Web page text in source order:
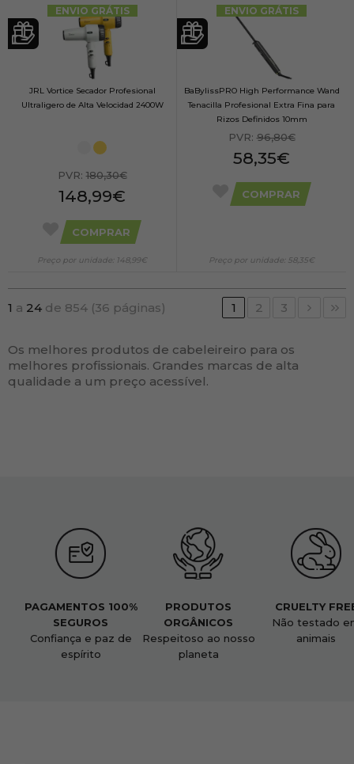
ENVIO GRÁTIS
JRL Vortice Secador Profesional
Ultraligero de Alta Velocidad 2400W
PVR:180,30€
148,99€
COMPRAR
Preço por unidade: 148,99€
ENVIO GRÁTIS
BaBylissPRO High Performance Wand
Tenacilla Profesional Extra Fina para
Rizos Definidos 10mm
PVR:96,80€
58,35€
COMPRAR
Preço por unidade: 58,35€
1 a 24 de 854 (36 páginas) 1 2 3
Os melhores produtos de cabeleireiro para os
melhores profissionais. Grandes marcas de alta
qualidade a um preço acessível.
PAGAMENTOS 100%
SEGUROS
Confiança e paz de
espírito
PRODUTOS
ORGÂNICOS
Respeitoso ao nosso
planeta
CRUELTY
Não testado
animais